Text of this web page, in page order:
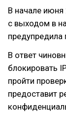
В начале июня
с выходом в
предупредила
В ответ
блокировать
пройти
предоставит